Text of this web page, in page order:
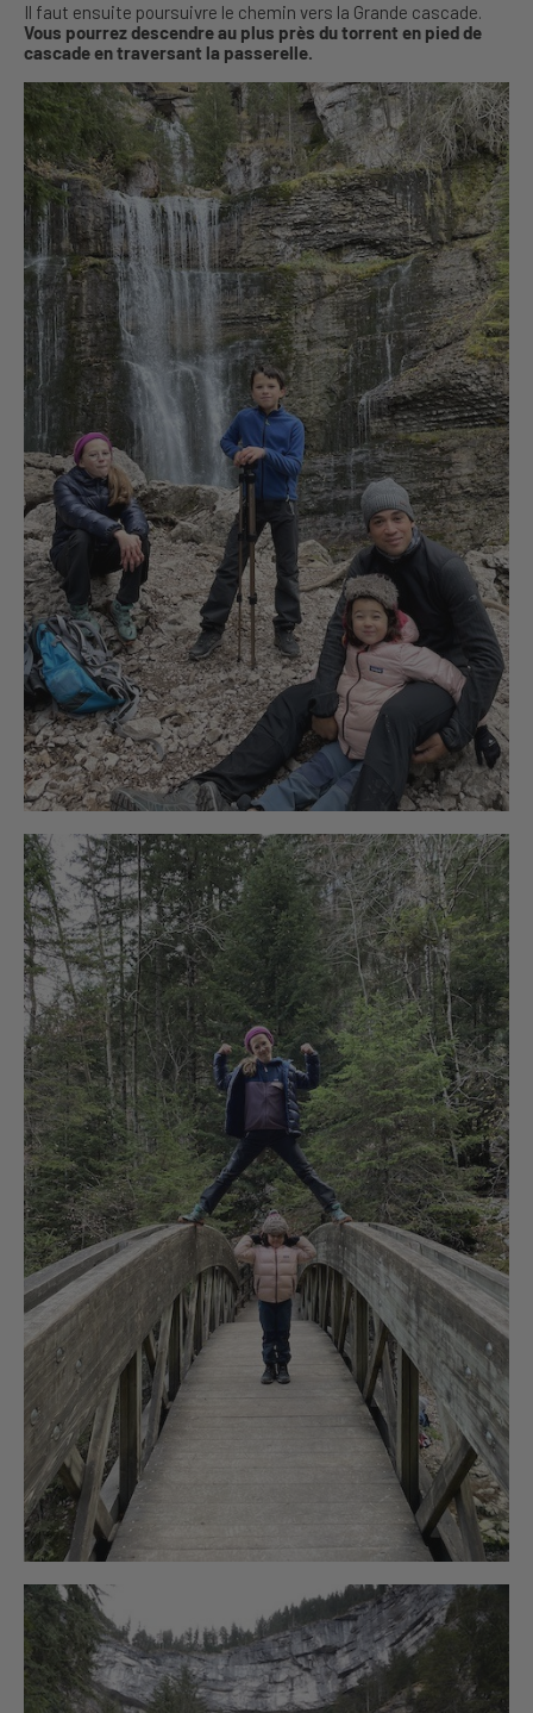
Il faut ensuite poursuivre le chemin vers la Grande cascade.
Vous pourrez descendre au plus près du torrent en pied de
cascade en traversant la passerelle.